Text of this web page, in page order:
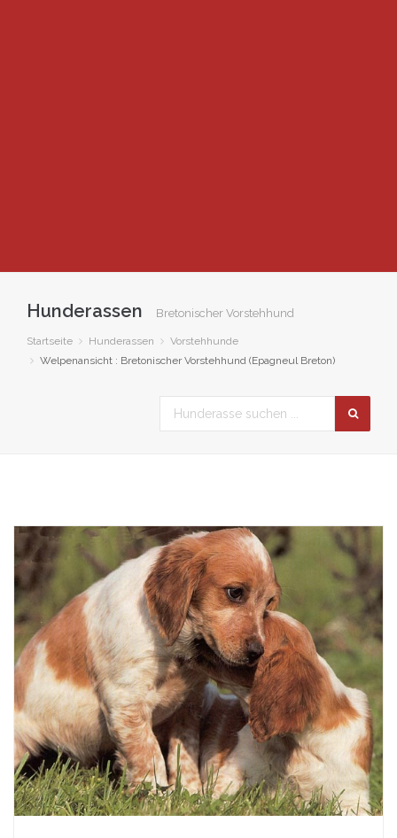
Hunderassen Bretonischer Vorstehhund
Startseite Hunderassen
Vorstehhunde
Welpenansicht : Bretonischer Vorstehhund (Epagneul Breton)